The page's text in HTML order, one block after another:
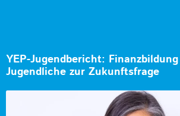
YEP-Jugendbericht:
Jugendliche zur Zukunftsfrage